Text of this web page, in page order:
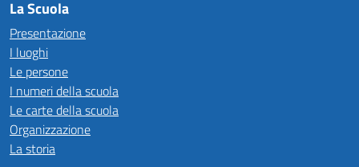
La Scuola
Presentazione
I luoghi
Le persone
I numeri della scuola
Le carte della scuola
Organizzazione
La storia